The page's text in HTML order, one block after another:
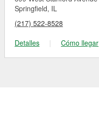
Springfield, IL
(217) 522-8528
Detalles
| Cómo llegar